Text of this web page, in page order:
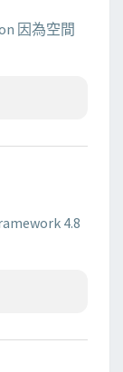
因為空間
4.8